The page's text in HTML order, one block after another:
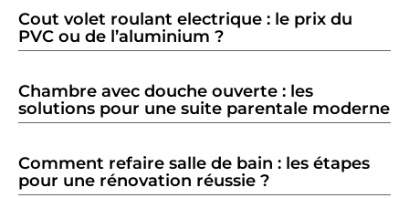
Cout volet roulant electrique : le prix du
PVC ou de l’aluminium ?
Chambre avec douche ouverte : les
solutions pour une suite parentale moderne
Comment refaire salle de bain : les étapes
pour une rénovation réussie ?